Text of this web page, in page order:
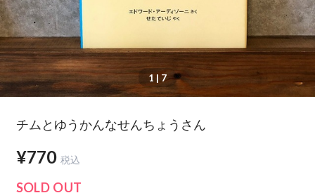
1 | 7
チムとゆうかんなせんちょうさん
¥770 税込
SOLD OUT